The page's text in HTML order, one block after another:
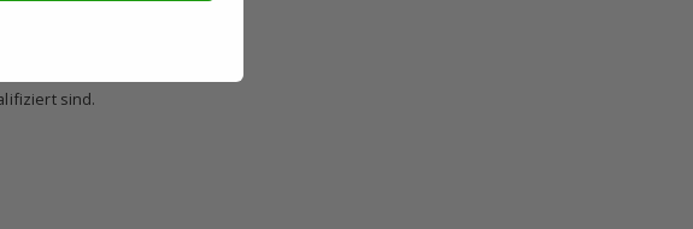
sind.